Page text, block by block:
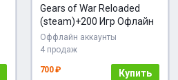
Gears of War Reloaded
(steam)+200 Игр Офлайн
Оффлайн аккаунты
4 продаж
700 ₽ Купить